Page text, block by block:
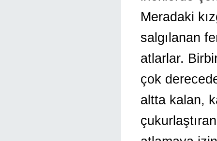
Meradaki
salgılanan
atlarlar.
çok
altta kalan,